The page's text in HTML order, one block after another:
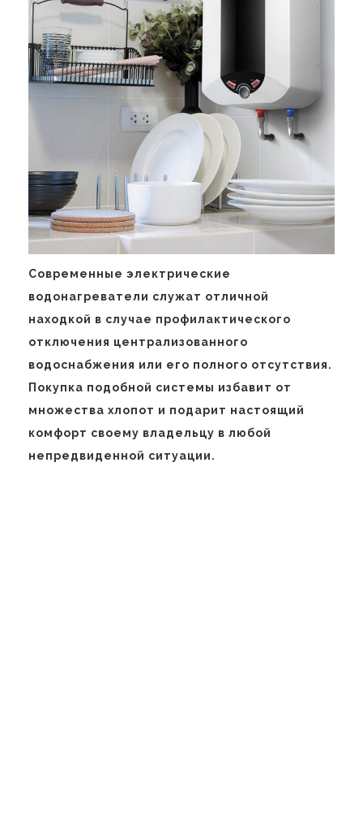
Современные электрические
водонагреватели служат отличной
находкой в случае профилактического
отключения централизованного
водоснабжения или его полного отсутствия.
Покупка подобной системы избавит от
множества хлопот и подарит настоящий
комфорт своему владельцу в любой
непредвиденной ситуации.